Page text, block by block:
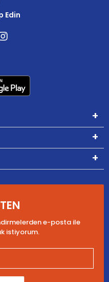
Edin
e-posta ile
istiyorum.